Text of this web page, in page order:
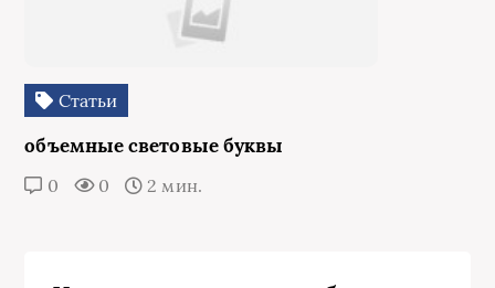
Статьи
объемные световые буквы
0 0 2 мин.